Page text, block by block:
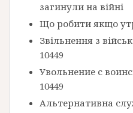
загинули на війні
Що робити якщо
Звільнення з
10449
Увольнение с
10449
Альтернативна